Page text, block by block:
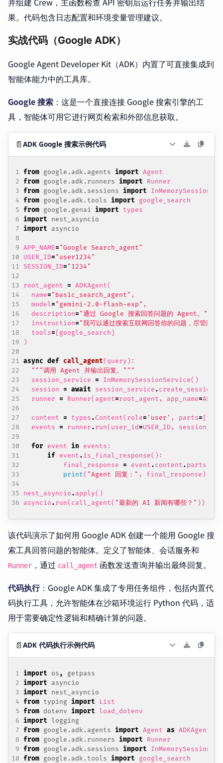
果。代码包含日志配置和环境变量管理建议。
实战代码（Google ADK）
Google Agent Developer Kit（ADK）内置了可直接集成到
智能体能力中的工具库。
Google 搜索 ：这是一个直接连接 Google 搜索引擎的工
具，智能体可用它进行网页检索和外部信息获取。
📄 ADK Google 搜索示例代码
from google.adk.agents import Agent
from google.adk.runners import
Runner
from google.adk.sessions import
from google.adk.tools import
google_search
from google.genai import
types
import
nest_asyncio
import
asyncio
APP_NAME="Google Search_agent"
USER_ID="user1234"
SESSION_ID="1234"
root_agent = ADKAgent(
name="basic_search_agent" ,
model="gemini-2.0-flash-exp" ,
description="通过 Google 搜索回答问题的 Agent。"
instruction="我可以通过搜索互联网回答你的问题，尽管问我
tools= [google_search]
)
async def call_agent( query ):
"""调用 Agent 并输出回复。"""
session_service
= InMemorySessionService()
session
= await session_service.create_session
runner
= Runner( agent=root_agent , app_name=
content = types.Content( role= 'user' , parts= [
events
= runner.run( user_id=USER_ID, session_id
for event in events :
if event.is_final_response():
final_response
= event.content.parts
print( "Agent 回复：" , final_response )
nest_asyncio.apply()
asyncio.run( call_agent( "最新的 AI 新闻有哪些？" ))
该代码演示了如何用 Google ADK 创建一个能用 Google 搜
索工具回答问题的智能体。定义了智能体、会话服务和
Runner ，通过 call_agent 函数发送查询并输出最终回复。
代码执行：Google ADK 集成了专用任务组件，包括内置代
码执行工具，允许智能体在沙箱环境运行 Python 代码，适
用于需要确定性逻辑和精确计算的问题。
📄 ADK 代码执行示例代码
import os,
getpass
import
asyncio
import
nest_asyncio
from typing import
List
from dotenv import load_dotenv
import logging
from google.adk.agents import Agent as ADKAgent
from google.adk.runners import
Runner
from google.adk.sessions import
from google.adk.tools import
google_search